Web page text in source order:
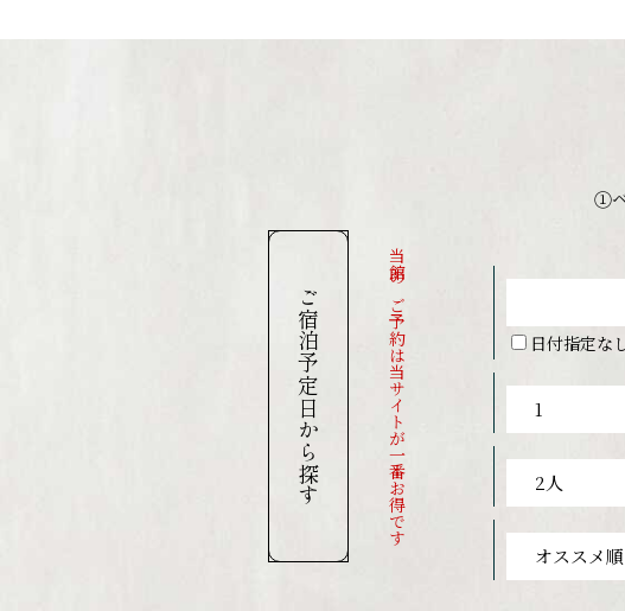
ご宿泊予定日から探す 当館のご予約は当サイトが一番お得です
①
日付指定な